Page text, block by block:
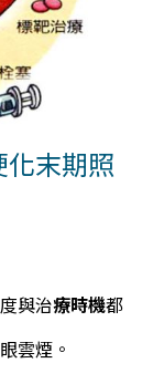
末期照
與治療時機都
雲煙。